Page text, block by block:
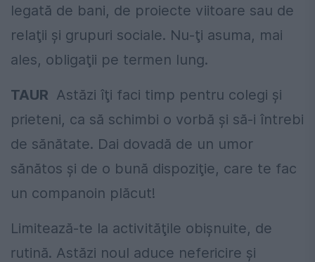
legată de bani, de proiecte viitoare sau de
relaţii şi grupuri sociale. Nu-ţi asuma, mai
ales, obligaţii pe termen lung.
TAUR Astăzi îţi faci timp pentru colegi şi
prieteni, ca să schimbi o vorbă şi să-i întrebi
de sănătate. Dai dovadă de un umor
sănătos şi de o bună dispoziţie, care te fac
un companoin plăcut!
Limitează-te la activităţile obişnuite, de
rutină. Astăzi noul aduce nefericire şi